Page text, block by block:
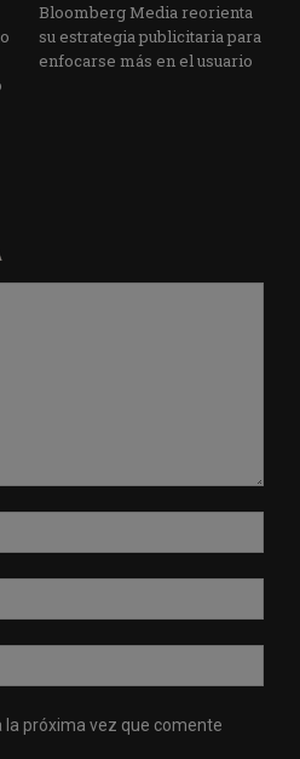
Bloomberg Media reorienta
su estrategia publicitaria para
enfocarse más en el usuario
web:
la próxima vez que comente